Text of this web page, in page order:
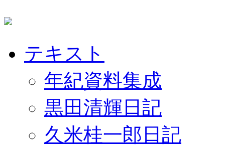
テキスト
年紀資料集成
黒田清輝日記
久米桂一郎日記